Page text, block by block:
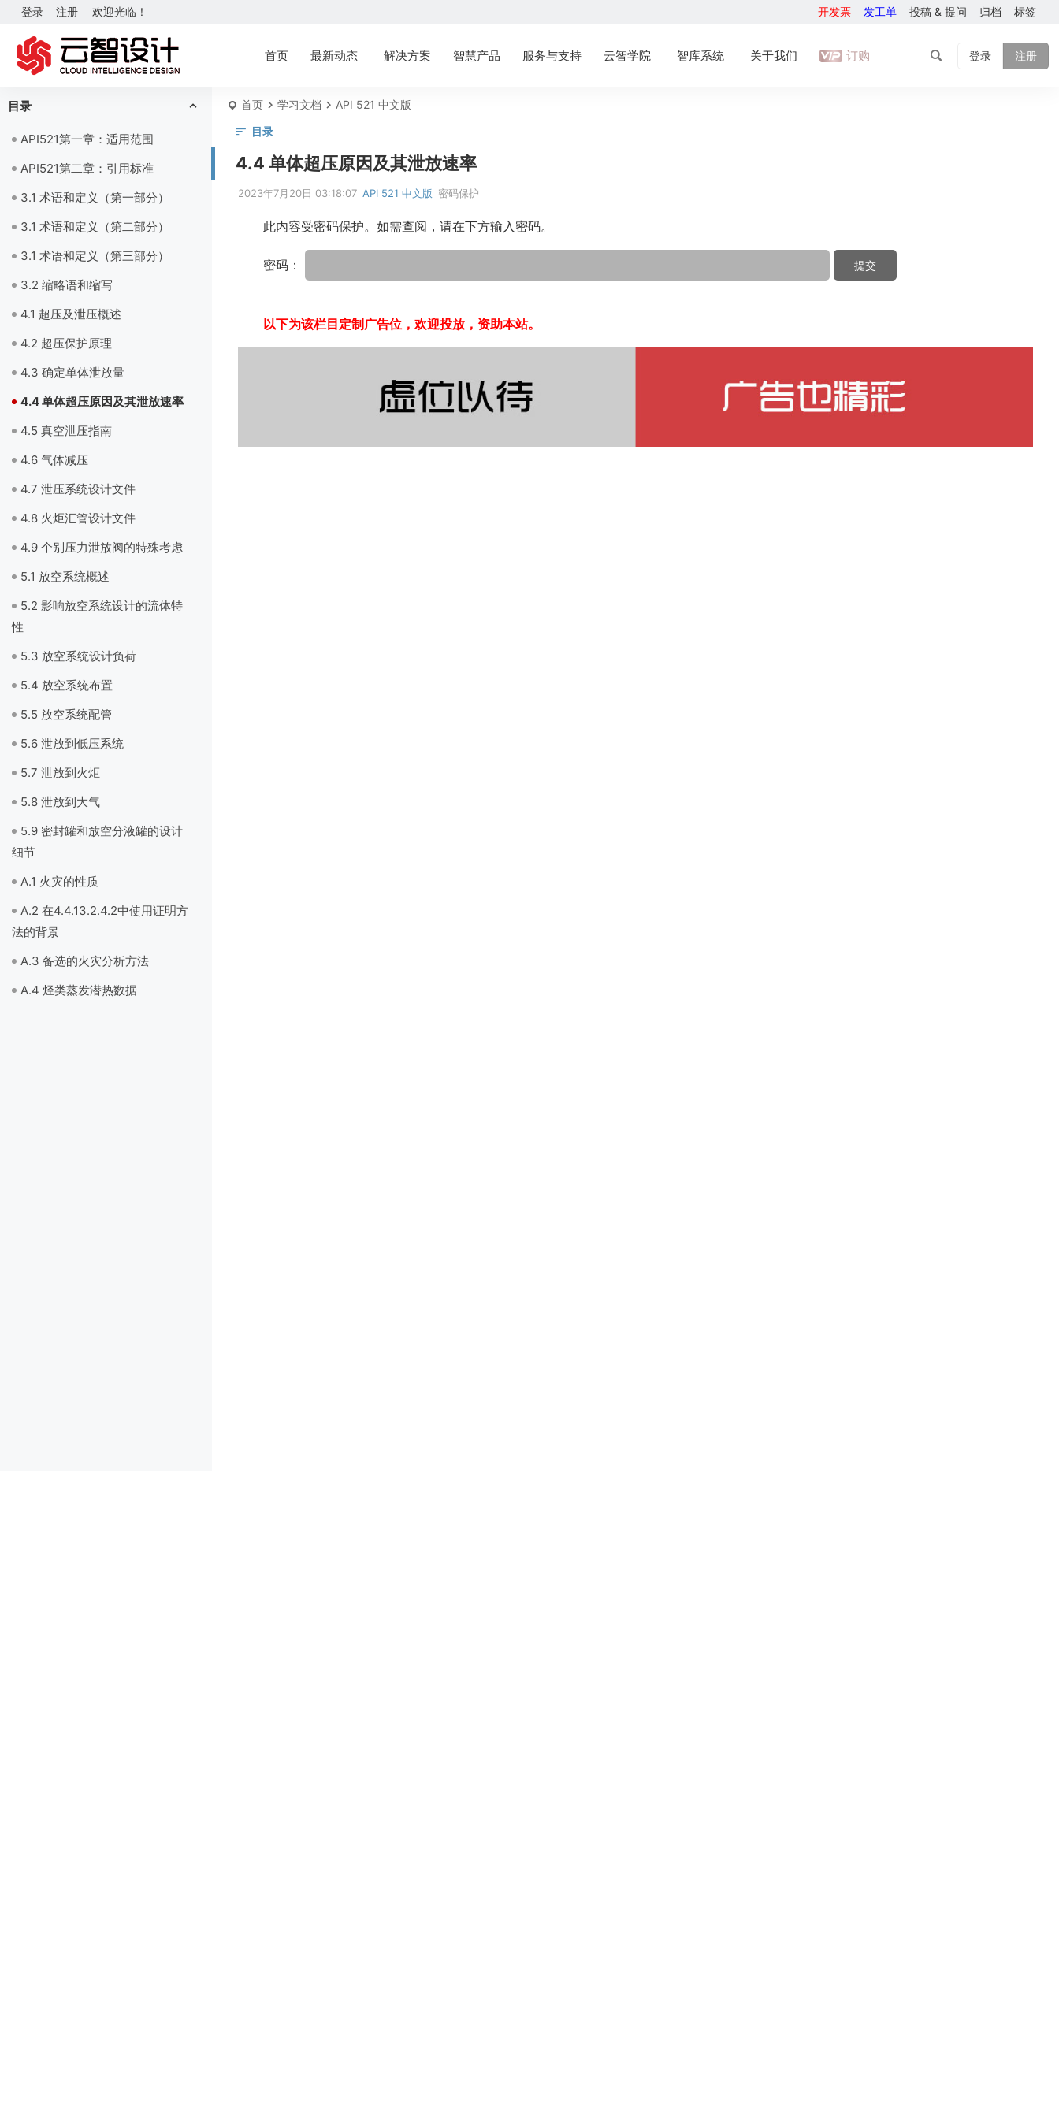
欢迎光临！
登录 注册 开发票 发工单 投稿 & 提问 归档 标签
首页 最新动态 解决方案 智慧产品 服务与支持 云智学院 智库系统 关于我们 订购 登录 注册
目录
API521第一章：适用范围
API521第二章：引用标准
3.1 术语和定义（第一部分）
3.1 术语和定义（第二部分）
3.1 术语和定义（第三部分）
3.2 缩略语和缩写
4.1 超压及泄压概述
4.2 超压保护原理
4.3 确定单体泄放量
4.4 单体超压原因及其泄放速率
4.5 真空泄压指南
4.6 气体减压
4.7 泄压系统设计文件
4.8 火炬汇管设计文件
4.9 个别压力泄放阀的特殊考虑
5.1 放空系统概述
5.2 影响放空系统设计的流体特
性
5.3 放空系统设计负荷
5.4 放空系统布置
5.5 放空系统配管
5.6 泄放到低压系统
5.7 泄放到火炬
5.8 泄放到大气
5.9 密封罐和放空分液罐的设计
细节
A.1 火灾的性质
A.2 在4.4.13.2.4.2中使用证明方
法的背景
A.3 备选的火灾分析方法
A.4 烃类蒸发潜热数据
首页 学习文档
API 521 中文版
目录
4.4 单体超压原因及其泄放速率
2023年7月20日 03:18:07 API 521 中文版 密码保护
此内容受密码保护。如需查阅，请在下方输入密码。
密码：
以下为该栏目定制广告位，欢迎投放，资助本站。